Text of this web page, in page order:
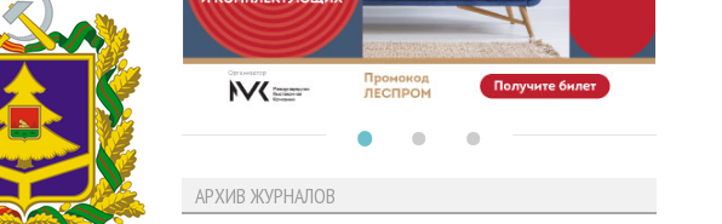
АРХИВ ЖУРНАЛОВ